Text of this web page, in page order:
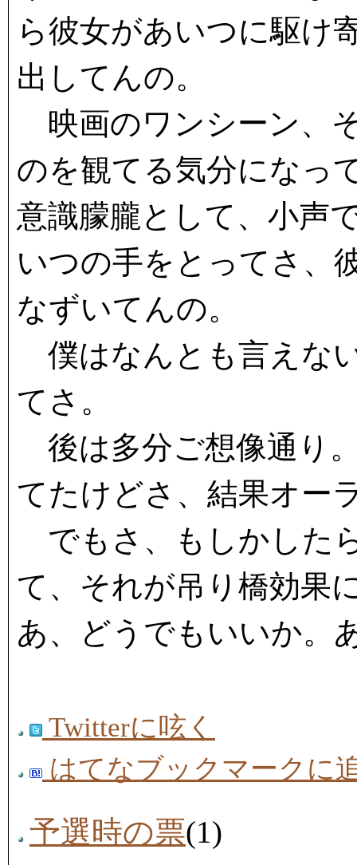
ら彼女があいつに駆け
出してんの。
映画のワンシーン、
のを観てる気分になっ
意識朦朧として、小声
いつの手をとってさ、
なずいてんの。
僕はなんとも言えな
てさ。
後は多分ご想像通り
てたけどさ、結果オー
でもさ、もしかした
て、それが吊り橋効
あ、どうでもいいか。
Twitterに呟く
はてなブックマークに
予選時の票(1)